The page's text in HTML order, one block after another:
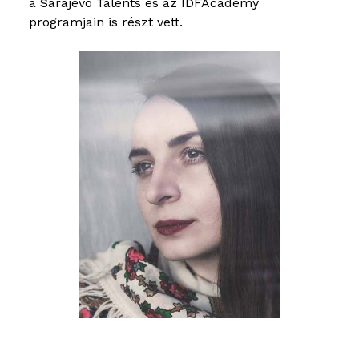
programjain is részt vett.